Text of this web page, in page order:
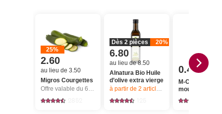
25%
2.60
au lieu de 3.50
Migros Courgettes
Offre valable du 6.8 au 12.8.2026, jusqu’à épuisement du stock.
Dès 2 pièces 20%
6.80
au lieu de 8.50
Alnatura Bio Huile
d’olive extra vierge
à partir de 2 articles, Offre valable du
0.45
M-Classic
moulue